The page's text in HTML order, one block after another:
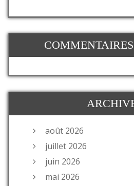
août 2026
juillet 2026
juin 2026
mai 2026